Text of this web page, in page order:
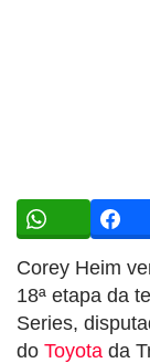
Corey Heim
18ª etapa da
Series,
do Toyota da